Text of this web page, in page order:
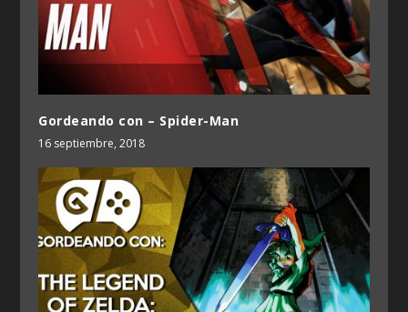
Gordeando con – Spider-Man
16 septiembre, 2018